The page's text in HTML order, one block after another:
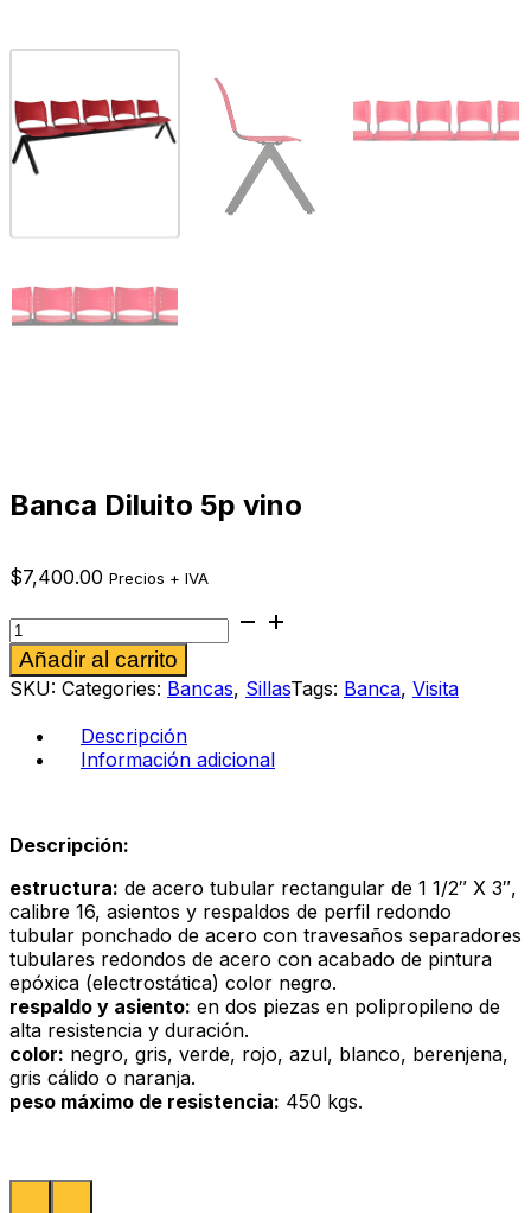
Banca Diluito 5p vino
$7,400.00 Precios + IVA
Banca
Diluito
5p
vino
cantidad
Añadir al carrito
SKU: Categories: Bancas, SillasTags: Banca, Visita
Descripción
Información adicional
Descripción:
estructura: de acero tubular rectangular de 1 1/2″ X 3″,
calibre 16, asientos y respaldos de perfil redondo
tubular ponchado de acero con travesaños separadores
tubulares redondos de acero con acabado de pintura
epóxica (electrostática) color negro.
respaldo y asiento: en dos piezas en polipropileno de
alta resistencia y duración.
color: negro, gris, verde, rojo, azul, blanco, berenjena,
gris cálido o naranja.
peso máximo de resistencia: 450 kgs.